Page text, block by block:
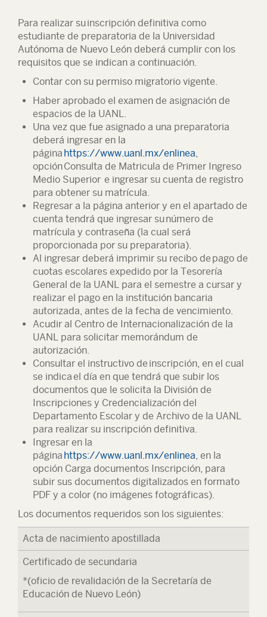
Para realizar su inscripción definitiva como
estudiante de preparatoria de la Universidad
Autónoma de Nuevo León deberá cumplir con los
requisitos que se indican a continuación.
Contar con su permiso migratorio vigente.
Haber aprobado el examen de asignación de
espacios de la UANL.
Una vez que fue asignado a una preparatoria
deberá ingresar en la
página https://www.uanl.mx/enlinea,
opción Consulta de Matricula de Primer Ingreso
Medio Superior e ingresar su cuenta de registro
para obtener su matrícula.
Regresar a la página anterior y en el apartado de
cuenta tendrá que ingresar su número de
matrícula y contraseña (la cual será
proporcionada por su preparatoria).
Al ingresar deberá imprimir su recibo de pago de
cuotas escolares expedido por la Tesorería
General de la UANL para el semestre a cursar y
realizar el pago en la institución bancaria
autorizada, antes de la fecha de vencimiento.
Acudir al Centro de Internacionalización de la
UANL para solicitar memorándum de
autorización.
Consultar el instructivo de inscripción, en el cual
se indica el día en que tendrá que subir los
documentos que le solicita la División de
Inscripciones y Credencialización del
Departamento Escolar y de Archivo de la UANL
para realizar su inscripción definitiva.
Ingresar en la
página https://www.uanl.mx/enlinea, en la
opción Carga documentos Inscripción, para
subir sus documentos digitalizados en formato
PDF y a color (no imágenes fotográficas).
Los documentos requeridos son los siguientes:
Acta de nacimiento apostillada
Certificado de secundaria
*(oficio de revalidación de la Secretaría de
Educación de Nuevo León)